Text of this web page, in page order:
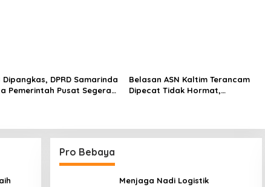
Dipangkas, DPRD Samarinda
Pemerintah Pusat Segera
Belasan ASN Kaltim Terancam
Dipecat Tidak Hormat,
Pro Bebaya
Menjaga Nadi Logistik